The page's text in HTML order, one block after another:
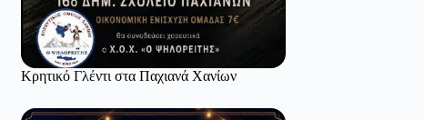
Κρητικό Γλέντι στα Παχιανά Χανίων